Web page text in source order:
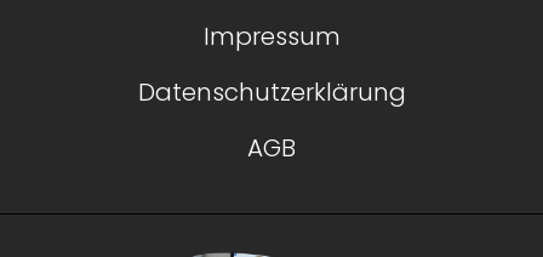
Impressum
Datenschutzerklärung
AGB